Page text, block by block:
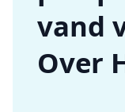
vand
Over